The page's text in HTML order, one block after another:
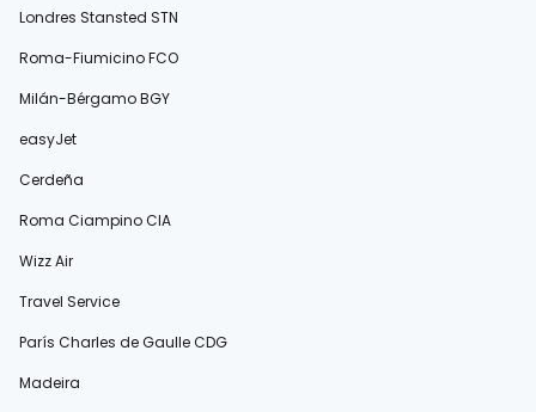
Londres Stansted STN
Roma-Fiumicino FCO
Milán-Bérgamo BGY
easyJet
Cerdeña
Roma Ciampino CIA
Wizz Air
Travel Service
París Charles de Gaulle CDG
Madeira